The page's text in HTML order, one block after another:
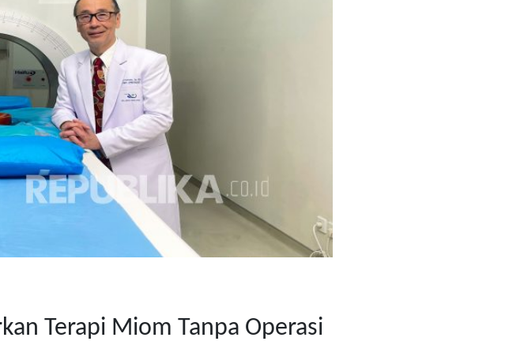
Terapi Miom Tanpa Operasi